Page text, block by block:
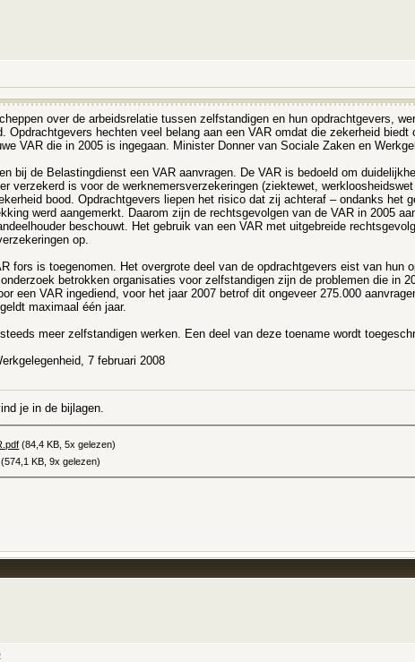
over de arbeidsrelatie tussen zelfstandigen en hun opdrachtgevers,
Opdrachtgevers hechten veel belang aan een VAR omdat die zekerheid
VAR die in 2005 is ingegaan. Minister Donner van Sociale Zaken en
bij de Belastingdienst een VAR aanvragen. De VAR is bedoeld om
verzekerd is voor de werknemersverzekeringen (ziektewet,
bood. Opdrachtgevers liepen het risico dat zij achteraf – ondanks het
werd aangemerkt. Daarom zijn de rechtsgevolgen van de VAR in 2005
beschouwt. Het gebruik van een VAR met uitgebreide
op.
fors is toegenomen. Het overgrote deel van de opdrachtgevers eist van hun
betrokken organisaties voor zelfstandigen zijn de problemen die in
een VAR ingediend, voor het jaar 2007 betrof dit ongeveer 275.000
maximaal één jaar.
meer zelfstandigen werken. Een deel van deze toename wordt
7 februari 2008
je in de bijlagen.
(84,4 KB, 5x gelezen)
(574,1 KB, 9x gelezen)